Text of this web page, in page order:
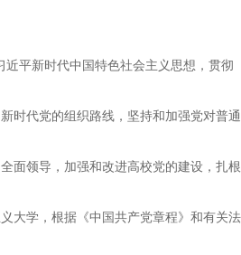
近平新时代中国特色社会主义思想，贯彻
时代党的组织路线，坚持和加强党对普通
面领导，加强和改进高校党的建设，扎根
大学，根据《中国共产党章程》和有关法